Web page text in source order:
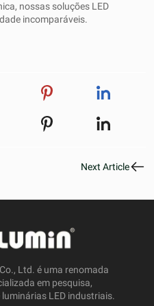
nossas soluções LED
incomparáveis.
Next Article
Ltd. é uma renomada
em pesquisa,
LED industriais.